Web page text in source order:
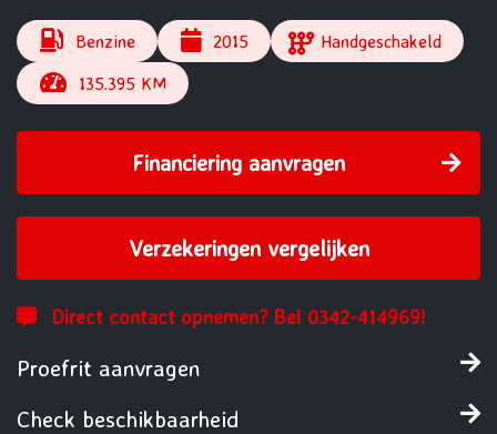
Benzine 2015
Handgeschakeld
135.395 KM
Financiering aanvragen
Verzekeringen vergelijken
Direct contact opnemen? Bel 0342-414969!
Proefrit aanvragen
Check beschikbaarheid